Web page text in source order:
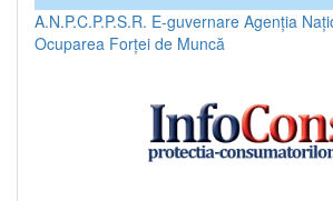
A.N.P.C.P.P.S.R. E-guvernare Agenția
Ocuparea Forței de Muncă